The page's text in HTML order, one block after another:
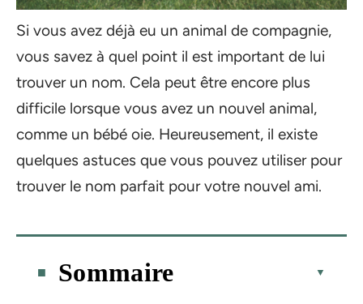
Si vous avez déjà eu un animal de compagnie,
vous savez à quel point il est important de lui
trouver un nom. Cela peut être encore plus
difficile lorsque vous avez un nouvel animal,
comme un bébé oie. Heureusement, il existe
quelques astuces que vous pouvez utiliser pour
trouver le nom parfait pour votre nouvel ami.
Sommaire